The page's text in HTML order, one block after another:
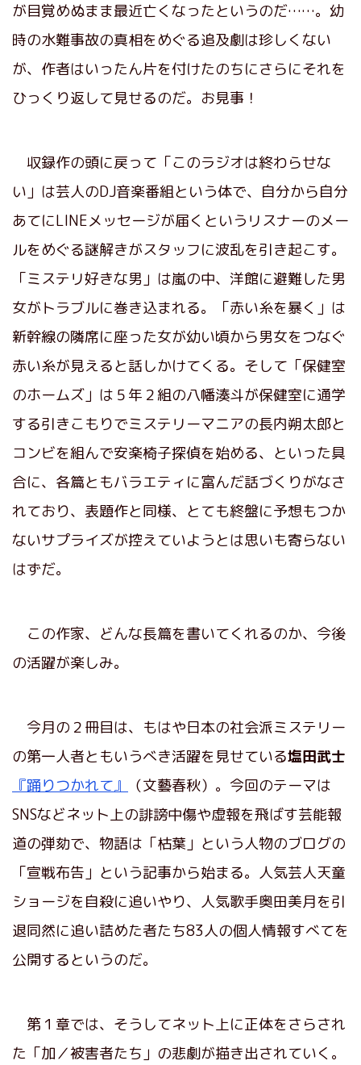
が目覚めぬまま最近亡くなったというのだ……。幼
時の水難事故の真相をめぐる追及劇は珍しくない
が、作者はいったん片を付けたのちにさらにそれを
ひっくり返して見せるのだ。お見事！
収録作の頭に戻って「このラジオは終わらせな
い」は芸人のDJ音楽番組という体で、自分から自分
あてにLINEメッセージが届くというリスナーのメー
ルをめぐる謎解きがスタッフに波乱を引き起こす。
「ミステリ好きな男」は嵐の中、洋館に避難した男
女がトラブルに巻き込まれる。「赤い糸を暴く」は
新幹線の隣席に座った女が幼い頃から男女をつなぐ
赤い糸が見えると話しかけてくる。そして「保健室
のホームズ」は５年２組の八幡湊斗が保健室に通学
する引きこもりでミステリーマニアの長内朔太郎と
コンビを組んで安楽椅子探偵を始める、といった具
合に、各篇ともバラエティに富んだ話づくりがなさ
れており、表題作と同様、とても終盤に予想もつか
ないサプライズが控えていようとは思いも寄らない
はずだ。
この作家、どんな長篇を書いてくれるのか、今後
の活躍が楽しみ。
今月の２冊目は、もはや日本の社会派ミステリー
の第一人者ともいうべき活躍を見せている塩田武士
『踊りつかれて』
（文藝春秋）。今回のテーマは
SNSなどネット上の誹謗中傷や虚報を飛ばす芸能報
道の弾劾で、物語は「枯葉」という人物のブログの
「宣戦布告」という記事から始まる。人気芸人天童
ショージを自殺に追いやり、人気歌手奥田美月を引
退同然に追い詰めた者たち83人の個人情報すべてを
公開するというのだ。
第１章では、そうしてネット上に正体をさらされ
た「加／被害者たち」の悲劇が描き出されていく。